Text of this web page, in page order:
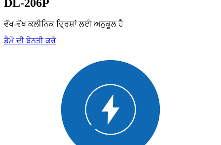
DL-206P
ਵੱਖ-ਵੱਖ ਕਲੀਨਿਕ ਦ੍ਰਿਸ਼ਾਂ ਲਈ ਅਨੁਕੂਲ ਹੈ
ਡੈਮੋ ਦੀ ਬੇਨਤੀ ਕਰੋ